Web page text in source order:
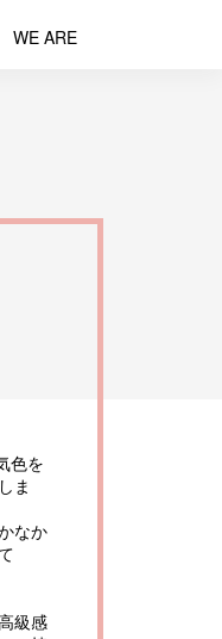
WE ARE
色を
ま
なか
級感